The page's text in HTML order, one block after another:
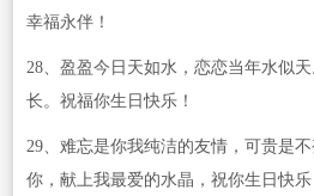
幸福永伴！
28、盈盈今日天如水，恋恋当年水似
长。祝福你生日快乐！
29、难忘是你我纯洁的友情，可贵是
你，献上我最爱的水晶，祝你生日快乐